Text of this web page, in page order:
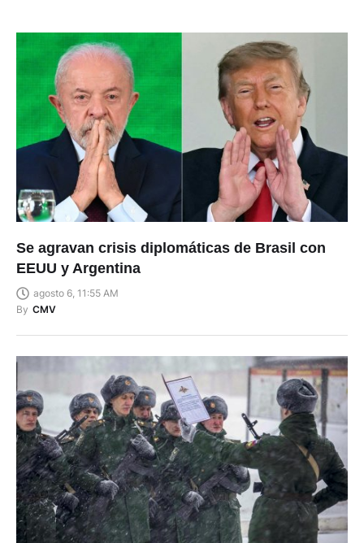
Se agravan crisis diplomáticas de Brasil con
EEUU y Argentina
agosto 6, 11:55 AM
By CMV